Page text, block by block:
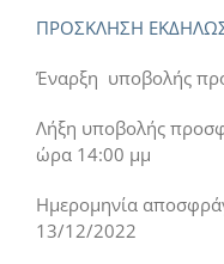
ΠΡΟΣΚΛΗΣΗ
Έναρξη υποβολής
Λήξη υποβολής
ώρα 14:00 μμ
Ημερομηνία
13/12/2022